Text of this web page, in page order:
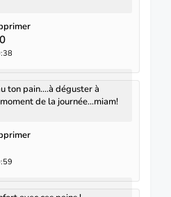
ton pain....à déguster à
de la journée...miam!